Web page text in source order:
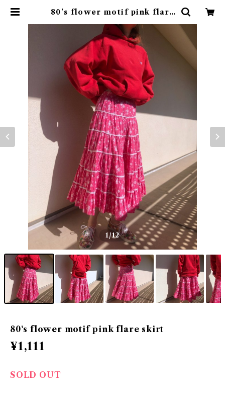
80's flower motif pink flare
1/12
80's flower motif pink flare skirt
¥1,111
SOLD OUT